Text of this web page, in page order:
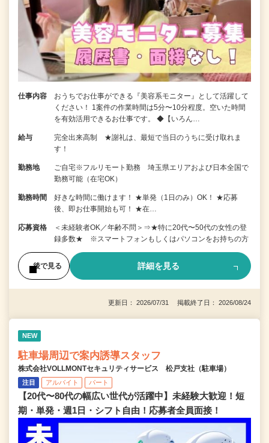
仕事内容
おうちでお仕事ができる『美容系モニター』として活躍して
ください！ 1案件の作業時間は5分〜10分程度。空いた時間
を有効活用できるお仕事です。 ◆【いろん…
給与
完全出来高制 ★謝礼は、最短で当日のうちに受け取れま
す！
勤務地
ご自宅※フルリモート勤務 埼玉県エリアおよび日本全国で
勤務可能（在宅OK）
勤務時間
好きな時間に働けます！ ★単発（1日のみ）OK！ ★応募
後、即お仕事開始も可！ ★在…
応募資格
＜未経験者OK／年齢不問＞⇒★特に20代〜50代の女性の登
録多数★ ※スマートフォンもしくはパソコンをお持ちの方
後で見る 詳細を見る
更新日： 2026/07/31 掲載終了日： 2026/08/24
NEW
駐車場周辺で案内誘導スタッフ
株式会社VOLLMONTセキュリティサービス 松戸支社（駐車場）
注目 アルバイト パート
【20代〜80代の幅広い世代が活躍中】未経験大歓迎！短
期・単発・週1日・シフト自由！応募者全員面接！